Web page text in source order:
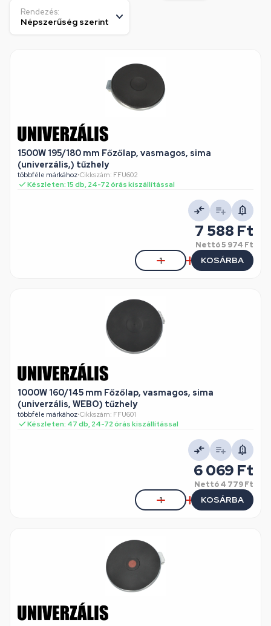
Rendezés:
1500W 195/180 mm Főzőlap, vasmagos, sima
(univerzális,) tűzhely
többféle márkához•Cikkszám: FFU602
Készleten: 15 db, 24-72 órás kiszállítással
7 588 Ft
Nettó5 974 Ft
KOSÁRBA
1000W 160/145 mm Főzőlap, vasmagos, sima
(univerzális, WEBO) tűzhely
többféle márkához•Cikkszám: FFU601
Készleten: 47 db, 24-72 órás kiszállítással
6 069 Ft
Nettó4 779 Ft
KOSÁRBA